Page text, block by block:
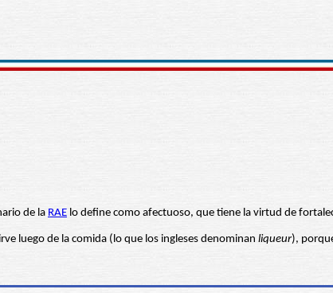
de la RAE lo define como afectuoso, que tiene la virtud de
luego de la comida (lo que los ingleses denominan liqueur),